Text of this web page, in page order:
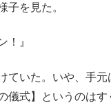
子を見た。
！』
ていた。いや、手元
儀式】というのはす